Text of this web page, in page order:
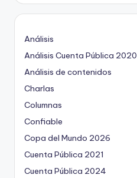
Análisis
Análisis Cuenta Pública 2020
Análisis de contenidos
Charlas
Columnas
Confiable
Copa del Mundo 2026
Cuenta Pública 2021
Cuenta Pública 2024